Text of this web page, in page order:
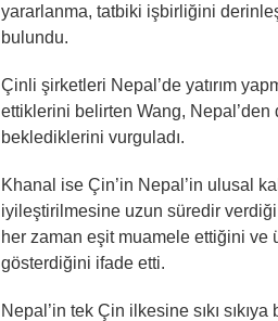
yararlanma, tatbiki işbirliğini
bulundu.
Çinli şirketleri Nepal’de yatırım
ettiklerini belirten Wang, Nepal’den
beklediklerini vurguladı.
Khanal ise Çin’in Nepal’in ulusal
iyileştirilmesine uzun süredir
her zaman eşit muamele ettiğini ve
gösterdiğini ifade etti.
Nepal’in tek Çin ilkesine sıkı